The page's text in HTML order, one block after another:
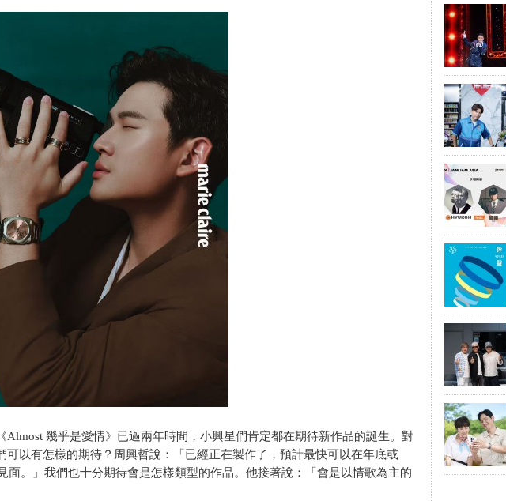
Almost 幾乎是愛情》已過兩年時間，小興星們肯定都在期待新作品的誕生。對
可以有怎樣的期待？周興哲說：「已經正在製作了，預計最快可以在年底或
面。」我們也十分期待會是怎樣類型的作品。他接著說：「會是以情歌為主的